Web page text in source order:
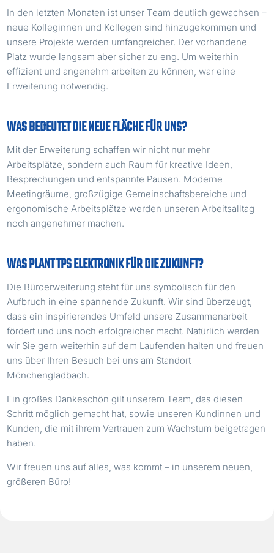
In den letzten Monaten ist unser Team deutlich gewachsen –
neue Kolleginnen und Kollegen sind hinzugekommen und
unsere Projekte werden umfangreicher. Der vorhandene
Platz wurde langsam aber sicher zu eng. Um weiterhin
effizient und angenehm arbeiten zu können, war eine
Erweiterung notwendig.
WAS BEDEUTET DIE NEUE FLÄCHE FÜR UNS?
Mit der Erweiterung schaffen wir nicht nur mehr
Arbeitsplätze, sondern auch Raum für kreative Ideen,
Besprechungen und entspannte Pausen. Moderne
Meetingräume, großzügige Gemeinschaftsbereiche und
ergonomische Arbeitsplätze werden unseren Arbeitsalltag
noch angenehmer machen.
WAS PLANT TPS ELEKTRONIK FÜR DIE ZUKUNFT?
Die Büroerweiterung steht für uns symbolisch für den
Aufbruch in eine spannende Zukunft. Wir sind überzeugt,
dass ein inspirierendes Umfeld unsere Zusammenarbeit
fördert und uns noch erfolgreicher macht. Natürlich werden
wir Sie gern weiterhin auf dem Laufenden halten und freuen
uns über Ihren Besuch bei uns am Standort
Mönchengladbach.
Ein großes Dankeschön gilt unserem Team, das diesen
Schritt möglich gemacht hat, sowie unseren Kundinnen und
Kunden, die mit ihrem Vertrauen zum Wachstum beigetragen
haben.
Wir freuen uns auf alles, was kommt – in unserem neuen,
größeren Büro!